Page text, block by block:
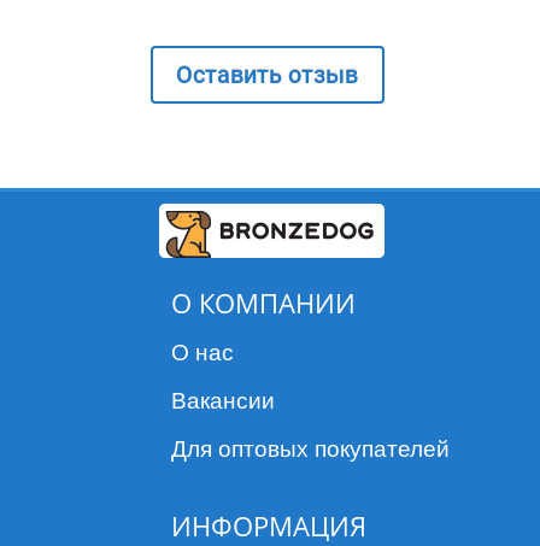
Оставить отзыв
О КОМПАНИИ
О нас
Вакансии
Для оптовых покупателей
ИНФОРМАЦИЯ